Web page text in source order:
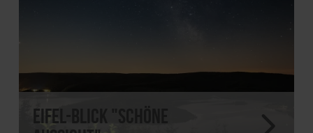
Eifel-Blick "Schöne